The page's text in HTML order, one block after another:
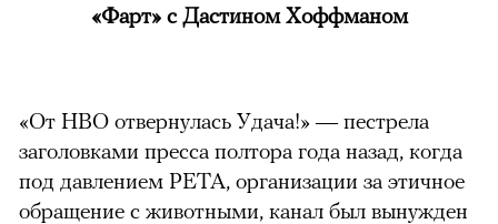
«Фарт» с Дастином Хоффманом
«От HBO отвернулась Удача!» — пестрела
заголовками пресса полтора года назад, когда
под давлением PETA, организации за этичное
обращение с животными, канал был вынужден